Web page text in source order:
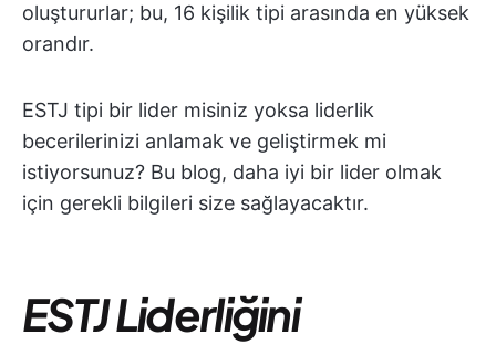
oluştururlar; bu, 16 kişilik tipi arasında en yüksek
orandır.
ESTJ tipi bir lider misiniz yoksa liderlik
becerilerinizi anlamak ve geliştirmek mi
istiyorsunuz? Bu blog, daha iyi bir lider olmak
için gerekli bilgileri size sağlayacaktır.
ESTJ Liderliğini